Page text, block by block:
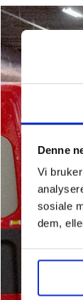
Denne
Vi
sosiale
dem,